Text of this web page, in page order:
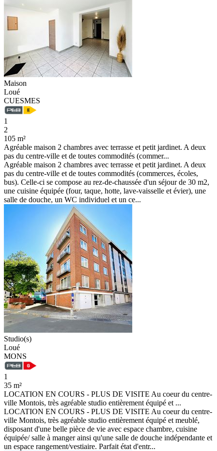
Maison
Loué
CUESMES
1
2
105 m²
Agréable maison 2 chambres avec terrasse et petit jardinet. A deux
pas du centre-ville et de toutes commodités (commer...
Agréable maison 2 chambres avec terrasse et petit jardinet. A deux
pas du centre-ville et de toutes commodités (commerces, écoles,
bus). Celle-ci se compose au rez-de-chaussée d'un séjour de 30 m2,
une cuisine équipée (four, taque, hotte, lave-vaisselle et évier), une
salle de douche, un WC individuel et un ce...
Studio(s)
Loué
MONS
1
35 m²
LOCATION EN COURS - PLUS DE VISITE Au coeur du centre-
ville Montois, très agréable studio entièrement équipé et ...
LOCATION EN COURS - PLUS DE VISITE Au coeur du centre-
ville Montois, très agréable studio entièrement équipé et meublé,
disposant d'une belle pièce de vie avec espace chambre, cuisine
équipée/ salle à manger ainsi qu'une salle de douche indépendante et
un espace rangement/vestiaire. Parfait état d'entr...